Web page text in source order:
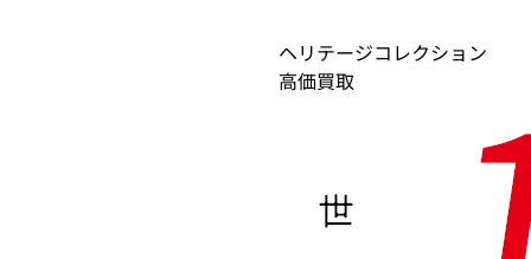
ヘリテージコレクション
高価買取
世